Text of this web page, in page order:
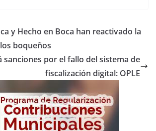
y Hecho en Boca han reactivado la
boqueños
sanciones por el fallo del sistema de
fiscalización digital: OPLE